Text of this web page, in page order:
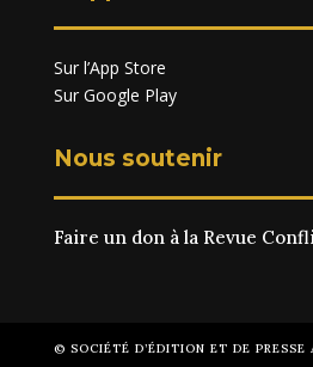
Sur l’App Store
Sur Google Play
Nous soutenir
Faire un don à la Revue
© SOCIÉTÉ D’ÉDITION ET DE PRESSE